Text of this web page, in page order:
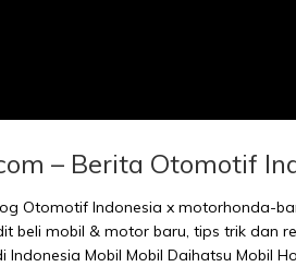
– Berita Otomotif
Otomotif Indonesia x motorhonda-
beli mobil & motor baru, tips trik dan
Mobil Mobil Daihatsu Mobil